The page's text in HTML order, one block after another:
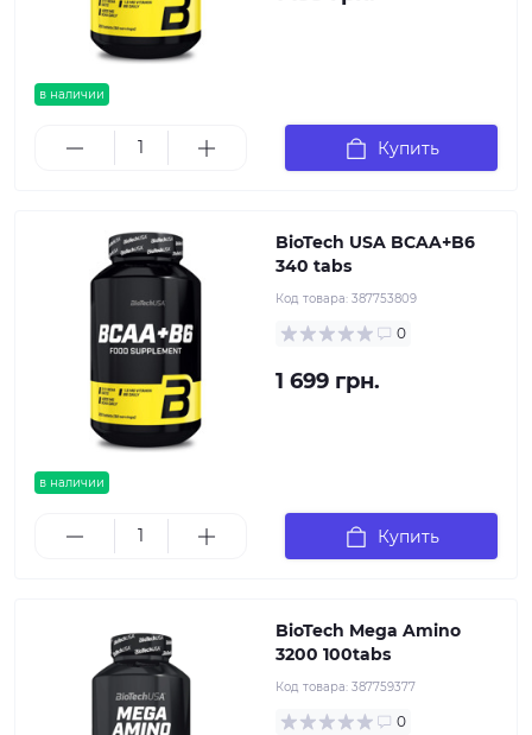
в наличии
Купить
в наличии
BioTech USA BCAA+B6
340 tabs
Код товара: 387753809
0
1 699 грн.
Купить
BioTech Mega Amino
3200 100tabs
Код товара: 387759377
0